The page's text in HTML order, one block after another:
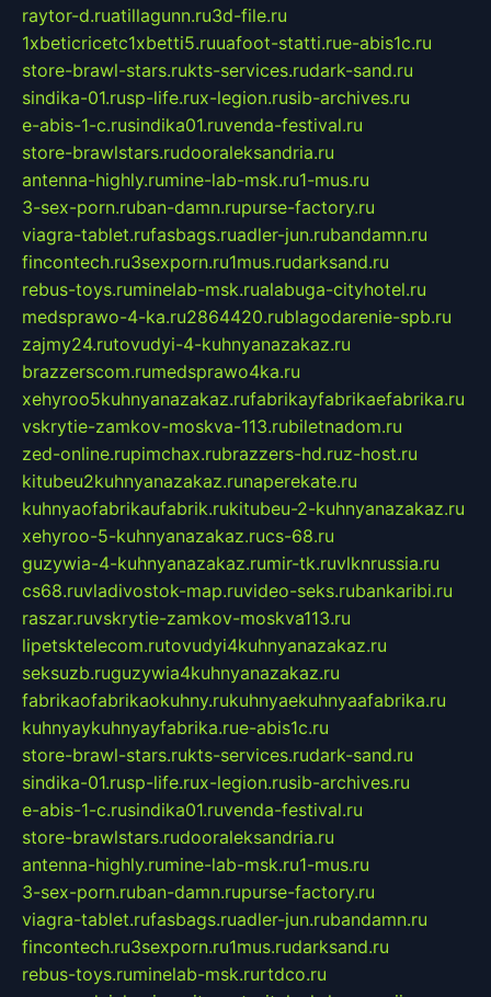
raytor-d.ruatillagunn.ru3d-file.ru
1xbeticricetc1xbetti5.ruuafoot-statti.rue-abis1c.ru
store-brawl-stars.rukts-services.rudark-sand.ru
sindika-01.rusp-life.rux-legion.rusib-archives.ru
e-abis-1-c.rusindika01.ruvenda-festival.ru
store-brawlstars.rudooraleksandria.ru
antenna-highly.rumine-lab-msk.ru1-mus.ru
3-sex-porn.ruban-damn.rupurse-factory.ru
viagra-tablet.rufasbags.ruadler-jun.rubandamn.ru
fincontech.ru3sexporn.ru1mus.rudarksand.ru
rebus-toys.ruminelab-msk.rualabuga-cityhotel.ru
medsprawo-4-ka.ru2864420.rublagodarenie-spb.ru
zajmy24.rutovudyi-4-kuhnyanazakaz.ru
brazzerscom.rumedsprawo4ka.ru
xehyroo5kuhnyanazakaz.rufabrikayfabrikaefabrika.ru
vskrytie-zamkov-moskva-113.rubiletnadom.ru
zed-online.rupimchax.rubrazzers-hd.ruz-host.ru
kitubeu2kuhnyanazakaz.runaperekate.ru
kuhnyaofabrikaufabrik.rukitubeu-2-kuhnyanazakaz.ru
xehyroo-5-kuhnyanazakaz.rucs-68.ru
guzywia-4-kuhnyanazakaz.rumir-tk.ruvlknrussia.ru
cs68.ruvladivostok-map.ruvideo-seks.rubankaribi.ru
raszar.ruvskrytie-zamkov-moskva113.ru
lipetsktelecom.rutovudyi4kuhnyanazakaz.ru
seksuzb.ruguzywia4kuhnyanazakaz.ru
fabrikaofabrikaokuhny.rukuhnyaekuhnyaafabrika.ru
kuhnyaykuhnyayfabrika.rue-abis1c.ru
store-brawl-stars.rukts-services.rudark-sand.ru
sindika-01.rusp-life.rux-legion.rusib-archives.ru
e-abis-1-c.rusindika01.ruvenda-festival.ru
store-brawlstars.rudooraleksandria.ru
antenna-highly.rumine-lab-msk.ru1-mus.ru
3-sex-porn.ruban-damn.rupurse-factory.ru
viagra-tablet.rufasbags.ruadler-jun.rubandamn.ru
fincontech.ru3sexporn.ru1mus.rudarksand.ru
rebus-toys.ruminelab-msk.rurtdco.ru